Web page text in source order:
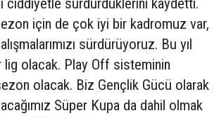
ciddiyetle sürdürdüklerini kaydetti.
için de çok iyi bir kadromuz var,
sürdürüyoruz. Bu yıl
olacak. Play Off sisteminin
olacak. Biz Gençlik Gücü olarak
Süper Kupa da dahil olmak